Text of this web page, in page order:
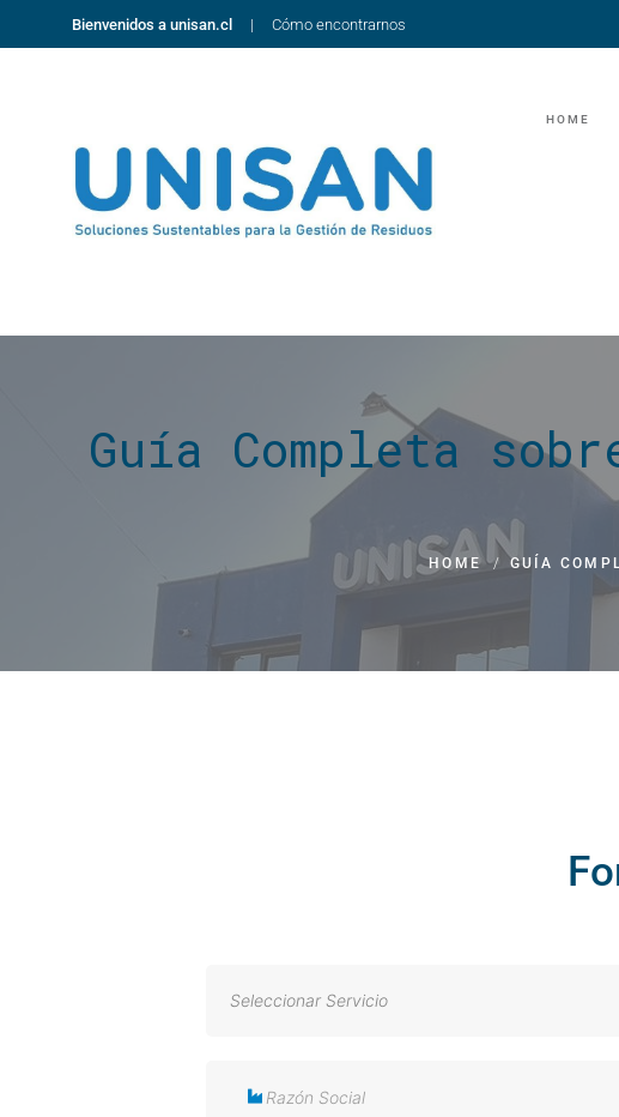
Bienvenidos a unisan.cl Cómo encontrarnos
HOME
Guía Completa
HOME / GUÍA